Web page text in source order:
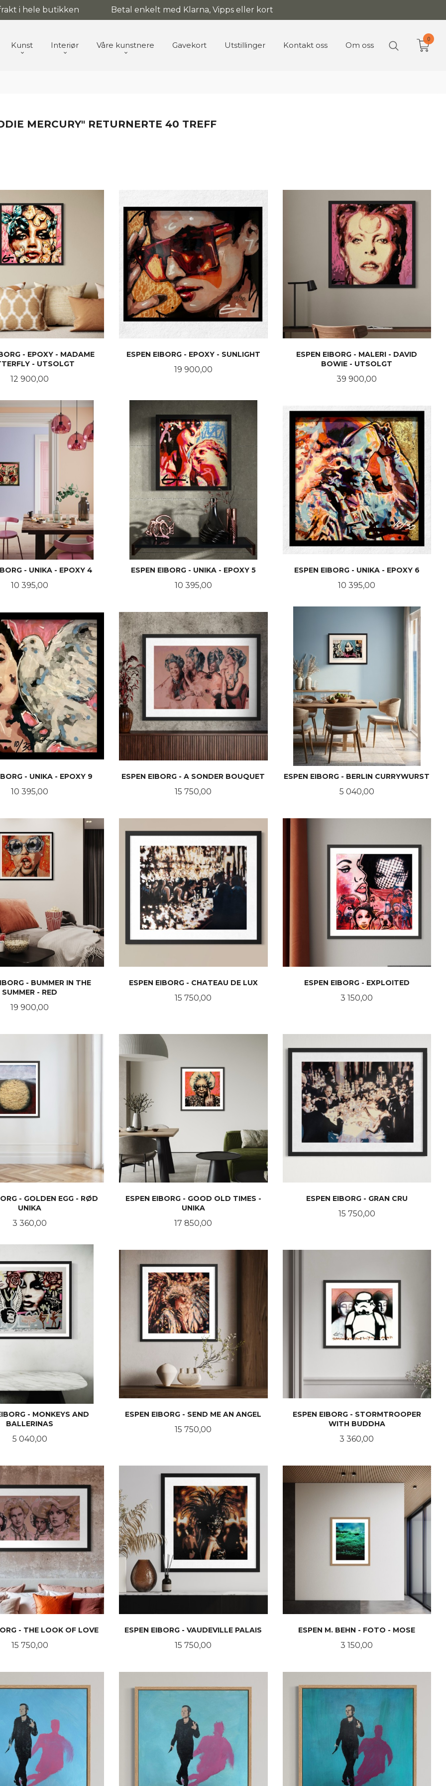
i hele butikken Betal enkelt med Klarna, Vipps eller kort
Kunst Interiør Våre kunstnere Gavekort Utstillinger Kontakt oss Om oss
0
MERCURY" RETURNERTE 40 TREFF
- EPOXY - MADAME
- UTSOLGT
Pris
12 900,00
ESPEN EIBORG - EPOXY - SUNLIGHT
Pris
19 900,00
ESPEN EIBORG - MALERI - DAVID
BOWIE - UTSOLGT
Pris
39 900,00
- UNIKA - EPOXY 4
Pris
10 395,00
ESPEN EIBORG - UNIKA - EPOXY 5
Pris
10 395,00
ESPEN EIBORG - UNIKA - EPOXY 6
Pris
10 395,00
- UNIKA - EPOXY 9
Pris
10 395,00
ESPEN EIBORG - A SONDER BOUQUET
Pris
15 750,00
ESPEN EIBORG - BERLIN CURRYWURST
Pris
5 040,00
- BUMMER IN THE
SUMMER - RED
Pris
19 900,00
ESPEN EIBORG - CHATEAU DE LUX
Pris
15 750,00
ESPEN EIBORG - EXPLOITED
Pris
3 150,00
- GOLDEN EGG - RØD
UNIKA
Pris
3 360,00
ESPEN EIBORG - GOOD OLD TIMES -
UNIKA
Pris
17 850,00
ESPEN EIBORG - GRAN CRU
Pris
15 750,00
- MONKEYS AND
BALLERINAS
Pris
5 040,00
ESPEN EIBORG - SEND ME AN ANGEL
Pris
15 750,00
ESPEN EIBORG - STORMTROOPER
WITH BUDDHA
Pris
3 360,00
- THE LOOK OF LOVE
Pris
15 750,00
ESPEN EIBORG - VAUDEVILLE PALAIS
Pris
15 750,00
ESPEN M. BEHN - FOTO - MOSE
Pris
3 150,00